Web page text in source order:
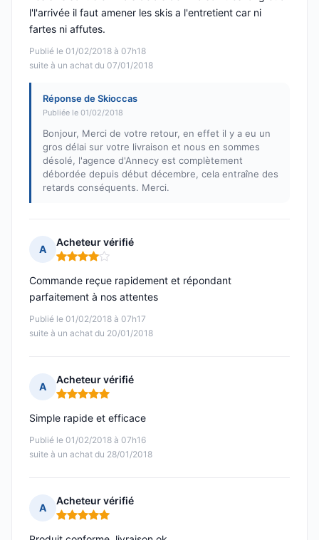
Publié le 01/02/2018 à 07h18
suite à un achat du 07/01/2018
l'l'arrivée il faut amener les skis a l'entretient car ni
fartes ni affutes.
Réponse de Skioccas
Publiée le 01/02/2018
Bonjour, Merci de votre retour, en effet il y a eu un
gros délai sur votre livraison et nous en sommes
désolé, l'agence d'Annecy est complètement
débordée depuis début décembre, cela entraîne des
retards conséquents. Merci.
A
Acheteur vérifié
Note : 4 sur 5
Publié le 01/02/2018 à 07h17
suite à un achat du 20/01/2018
Commande reçue rapidement et répondant
parfaitement à nos attentes
A
Acheteur vérifié
Note : 5 sur 5
Publié le 01/02/2018 à 07h16
suite à un achat du 28/01/2018
Simple rapide et efficace
A
Acheteur vérifié
Note : 5 sur 5